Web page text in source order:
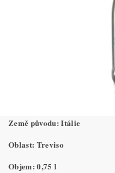
Země původu: Itálie
Oblast: Treviso
Objem: 0,75 l